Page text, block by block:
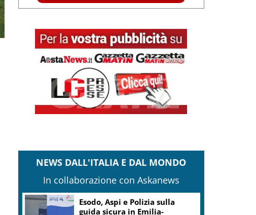
NEWS DALL'ITALIA E DAL MONDO
In collaborazione con Askanews
Esodo, Aspi e Polizia sulla
guida sicura in Emilia-